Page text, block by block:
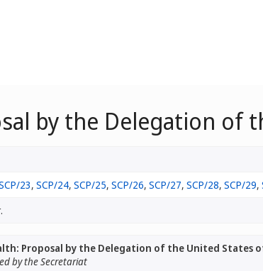
by the Delegation of
23, SCP/24, SCP/25, SCP/26, SCP/27, SCP/28, SCP/29,
Proposal by the Delegation of the United States
by the Secretariat